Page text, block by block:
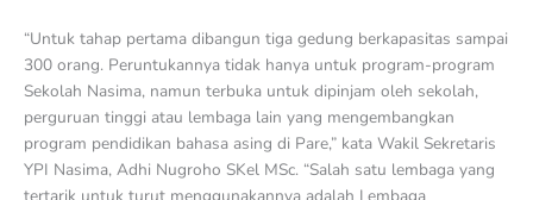
“Untuk tahap pertama dibangun tiga gedung berkapasitas sampai
300 orang. Peruntukannya tidak hanya untuk program-program
Sekolah Nasima, namun terbuka untuk dipinjam oleh sekolah,
perguruan tinggi atau lembaga lain yang mengembangkan
program pendidikan bahasa asing di Pare,” kata Wakil Sekretaris
YPI Nasima, Adhi Nugroho SKel MSc. “Salah satu lembaga yang